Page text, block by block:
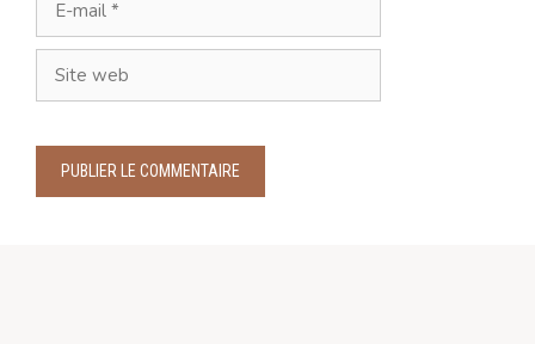
mail
Site
web